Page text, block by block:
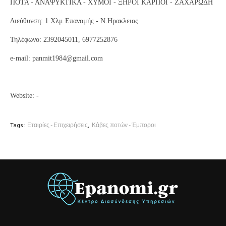
ΠΟΤΑ - ΑΝΑΨΥΚΤΙΚΑ - ΧΥΜΟΙ - ΞΗΡΟΙ ΚΑΡΠΟΙ - ΖΑΧΑΡΩΔΗ
Διεύθυνση: 1 Χλμ Επανομής - Ν.Ηρακλειας
Τηλέφωνο: 2392045011, 6977252876
e-mail: panmit1984@gmail.com
Website: -
Tags: Εταιρίες - Επιχειρήσεις Κάβες ποτών - Έμποροι